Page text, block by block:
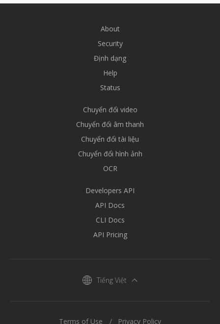
About
Security
Định dạng
Help
Status
Chuyển đổi video
Chuyển đổi âm thanh
Chuyển đổi tài liệu
Chuyển đổi hình ảnh
OCR
Developers API
API Docs
CLI Docs
API Pricing
Tiếng Việt
Terms of Use Privacy Policy